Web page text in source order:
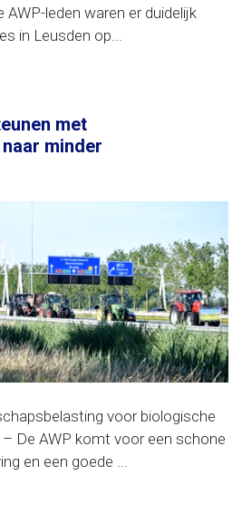
AWP-leden waren er duidelijk
in Leusden op...
met
minder
voor biologische
De AWP komt voor een schone
en een goede ...